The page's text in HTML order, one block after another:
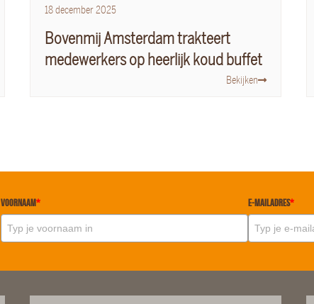
18 december 2025
Bovenmij Amsterdam trakteert
medewerkers op heerlijk koud buffet
Bekijken
Voornaam* E-mailadres*